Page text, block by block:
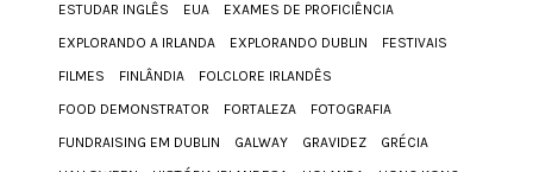
ESTUDAR INGLÊS
EUA
EXAMES DE PROFICIÊNCIA
EXPLORANDO A IRLANDA
EXPLORANDO DUBLIN
FESTIVAIS
FILMES
FINLÂNDIA
FOLCLORE IRLANDÊS
FOOD DEMONSTRATOR
FORTALEZA
FOTOGRAFIA
FUNDRAISING EM DUBLIN
GALWAY GRAVIDEZ
GRÉCIA